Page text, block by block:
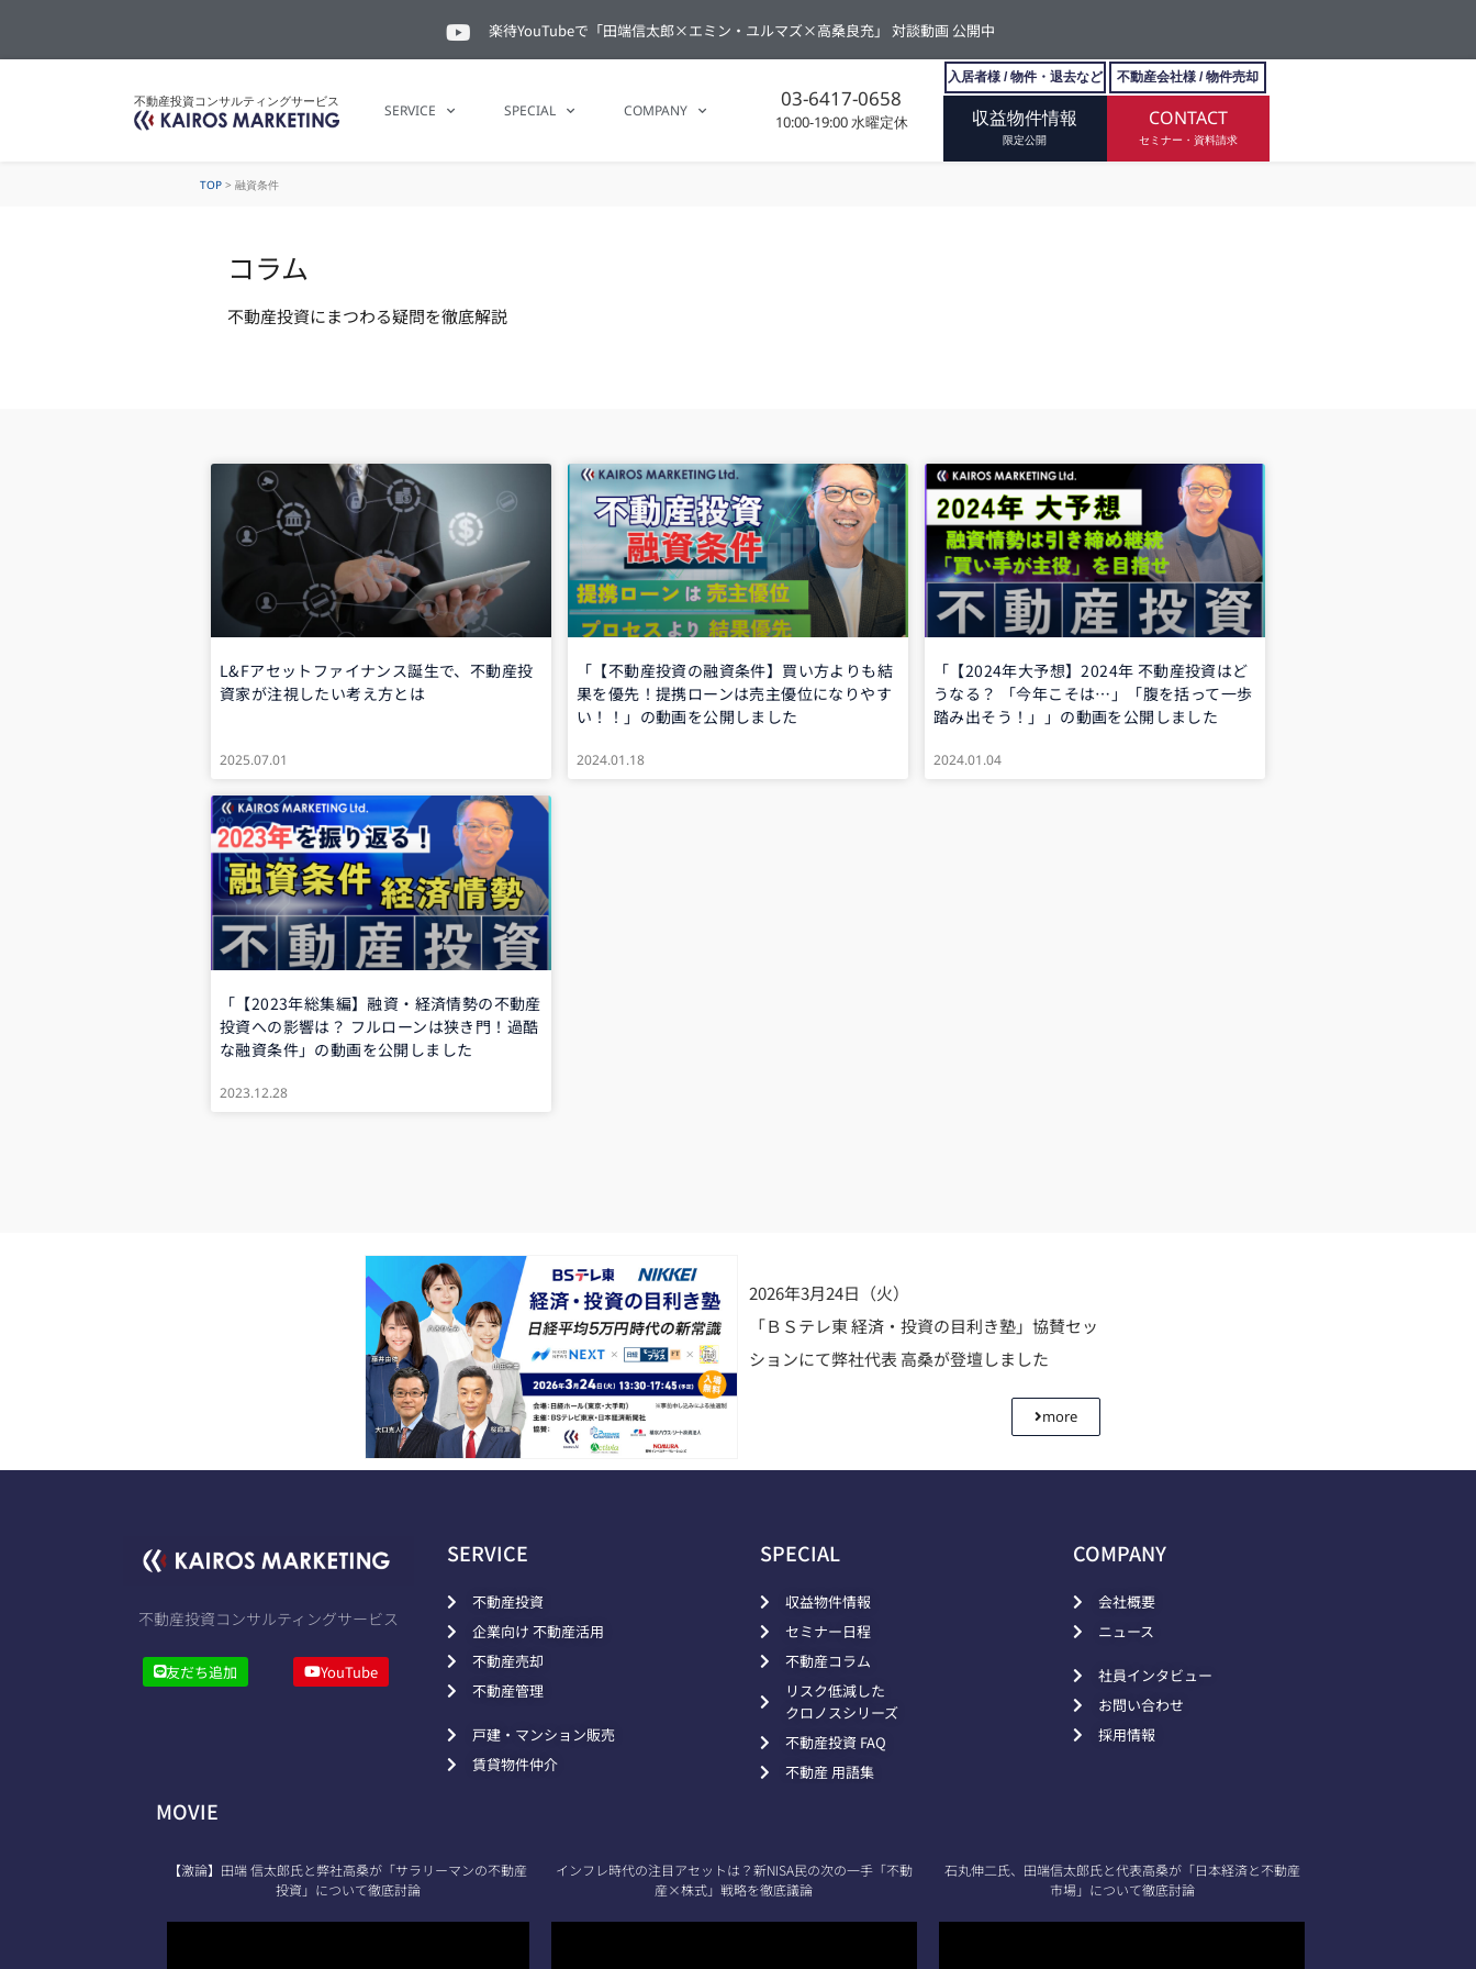
楽待YouTubeで「田端信太郎×エミン・ユルマズ×高桑良充」 対談動画 公開中
不動産投資コンサルティングサービス
SERVICE SPECIAL COMPANY 03-6417-0658
10:00-19:00 水曜定休
入居者様 / 物件・退去など 不動産会社様 / 物件売却
収益物件情報
限定公開
CONTACT
セミナー・資料請求
TOP > 融資条件
コラム
不動産投資にまつわる疑問を徹底解説
L&Fアセットファイナンス誕生で、不動産投
資家が注視したい考え方とは
2025.07.01
「【不動産投資の融資条件】買い方よりも結
果を優先！提携ローンは売主優位になりやす
い！！」の動画を公開しました
2024.01.18
「【2024年大予想】2024年 不動産投資はど
うなる？ 「今年こそは…」「腹を括って一歩
踏み出そう！」」の動画を公開しました
2024.01.04
「【2023年総集編】融資・経済情勢の不動産
投資への影響は？ フルローンは狭き門！過酷
な融資条件」の動画を公開しました
2023.12.28
2026年3月24日（火）
「ＢＳテレ東 経済・投資の目利き塾」協賛セッ
ションにて弊社代表 高桑が登壇しました
more
不動産投資コンサルティングサービス
友だち追加 YouTube
SERVICE
不動産投資
企業向け 不動産活用
不動産売却
不動産管理
戸建・マンション販売
賃貸物件仲介
SPECIAL
収益物件情報
セミナー日程
不動産コラム
リスク低減した
クロノスシリーズ
不動産投資 FAQ
不動産 用語集
COMPANY
会社概要
ニュース
社員インタビュー
お問い合わせ
採用情報
MOVIE
【激論】田端 信太郎氏と弊社高桑が「サラリーマンの不動産
投資」について徹底討論
インフレ時代の注目アセットは？新NISA民の次の一手「不動
産×株式」戦略を徹底議論
石丸伸二氏、田端信太郎氏と代表高桑が「日本経済と不動産
市場」について徹底討論